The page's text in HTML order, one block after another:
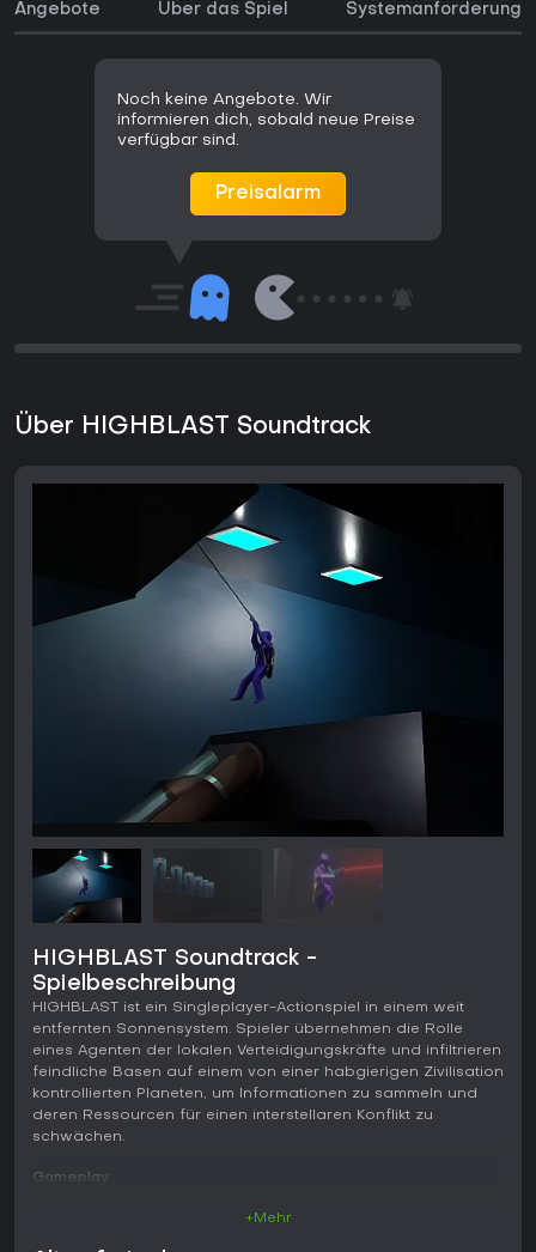
Angebote Über das Spiel
Noch keine Angebote. Wir
informieren dich, sobald neue Preise
verfügbar sind.
Preisalarm
Über HIGHBLAST Soundtrack
HIGHBLAST Soundtrack -
Spielbeschreibung
HIGHBLAST ist ein Singleplayer-Actionspiel in einem weit
entfernten Sonnensystem. Spieler übernehmen die Rolle
eines Agenten der lokalen Verteidigungskräfte und infiltrieren
feindliche Basen auf einem von einer habgierigen Zivilisation
kontrollierten Planeten, um Informationen zu sammeln und
deren Ressourcen für einen interstellaren Konflikt zu
schwächen.
Gameplay
+Mehr